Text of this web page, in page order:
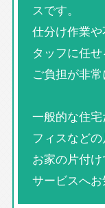
スです。
仕分け作業
タッフに任
ご負担が非常
一般的な住
フィスなどの
お家の片付
サービスへお